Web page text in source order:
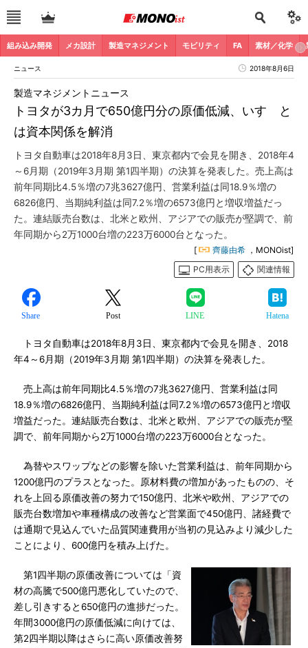
組み込み開発 メカ設計 製造マネジメント モビリティ FA 素材／化学
ニュース 2018年8月6日
トヨタが3カ月で650億円分の原価低減、いすゞと
は資本関係を解消
製造マネジメントニュース
トヨタ自動車は2018年8月3日、東京都内で会見を開き、2018年4
～6月期（2019年3月期 第1四半期）の決算を発表した。売上高は
前年同期比4.5％増の7兆3627億円、営業利益は同18.9％増の
6826億円、当期純利益は同7.2％増の6573億円と増収増益だっ
た。連結販売台数は、北米と欧州、アジアでの販売が堅調で、前
年同期から2万1000台増の223万6000台となった。
[ 齊藤由希 ，MONOist]
PC用表示
関連情報
Share Post LINE Hatena
トヨタ自動車は2018年8月3日、東京都内で会見を開き、2018
年4～6月期（2019年3月期 第1四半期）の決算を発表した。
売上高は前年同期比4.5％増の7兆3627億円、営業利益は同
18.9％増の6826億円、当期純利益は同7.2％増の6573億円と増収
増益だった。連結販売台数は、北米と欧州、アジアでの販売が堅
調で、前年同期から2万1000台増の223万6000台となった。
為替やスワップなどの影響を除いた営業利益は、前年同期から
1200億円のプラスとなった。原材料費の増加があったものの、そ
れを上回る原価改善の努力で150億円、北米や欧州、アジアでの
販売台数増加や車種構成の改善など営業面で450億円、諸経費で
は通期で見込んでいた品質関連費用が当初の見込みより減少した
ことにより、600億円を積み上げた。
第1四半期の原価改善については「資
材の高騰で500億円悪化していたので、
差し引きすると650億円の進捗だった。
年間3000億円の原価低減に向けては、
第2四半期以降はさらに高い原価改善努